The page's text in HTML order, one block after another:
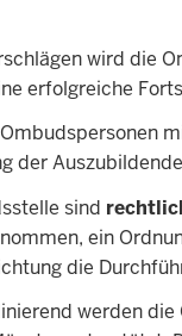
wird die
erfolgreiche
der
sind
ein
die
werden